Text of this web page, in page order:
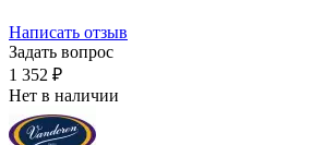
Написать отзыв
Задать вопрос
1 352 ₽
Нет в наличии